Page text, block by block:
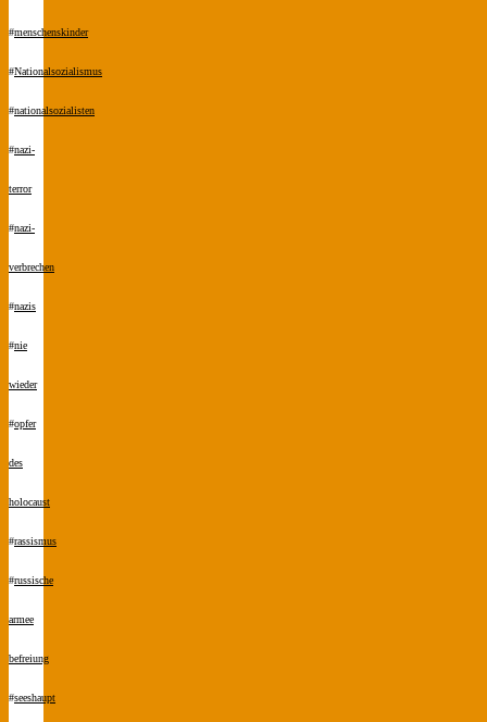
#menschenskinder
#Nationalsozialismus
#nationalsozialisten
#nazi-
terror
#nazi-
verbrechen
#nazis
#nie
wieder
#opfer
des
holocaust
#rassismus
#russische
armee
befreiung
#seeshaupt